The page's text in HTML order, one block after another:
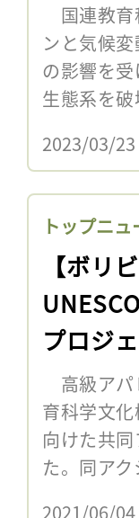
国連教育
ンと気候
の影響を
生態系を
2023/03/23
トップニュ
【ボリ
プロジ
高級アパ
育科学文
向けた共
た。同ア
2021/06/04